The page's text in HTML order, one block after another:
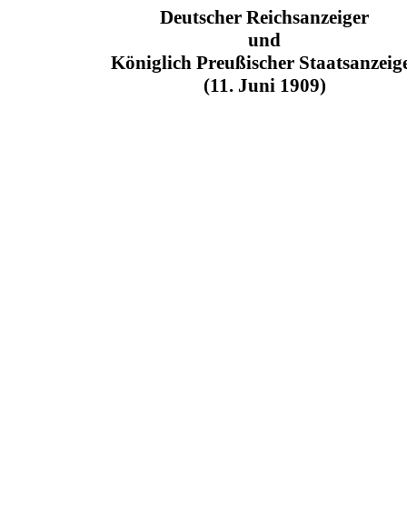
Deutscher Reichsanzeiger
und
Königlich Preußischer
(11. Juni 1909)